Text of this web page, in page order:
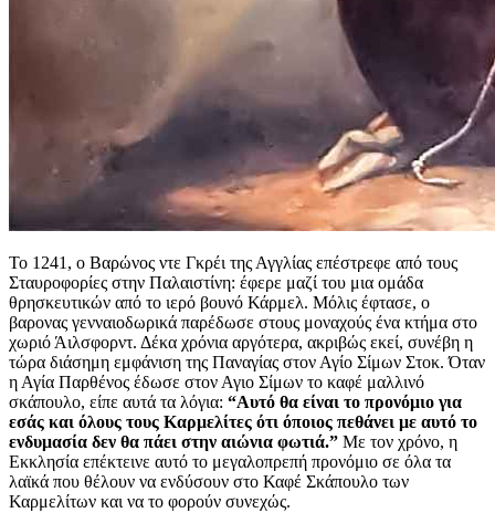
Το 1241, ο Βαρώνος ντε Γκρέι της Αγγλίας επέστρεφε από τους
Σταυροφορίες στην Παλαιστίνη: έφερε μαζί του μια ομάδα
θρησκευτικών από το ιερό βουνό Κάρμελ. Μόλις έφτασε, ο
βαρονας γενναιοδωρικά παρέδωσε στους μοναχούς ένα κτήμα στο
χωριό Άιλσφορντ. Δέκα χρόνια αργότερα, ακριβώς εκεί, συνέβη η
τώρα διάσημη εμφάνιση της Παναγίας στον Αγίο Σίμων Στοκ. Όταν
η Αγία Παρθένος έδωσε στον Αγιο Σίμων το καφέ μαλλινό
σκάπουλο, είπε αυτά τα λόγια: “Αυτό θα είναι το προνόμιο για
εσάς και όλους τους Καρμελίτες ότι όποιος πεθάνει με αυτό το
ενδυμασία δεν θα πάει στην αιώνια φωτιά.” Με τον χρόνο, η
Εκκλησία επέκτεινε αυτό το μεγαλοπρεπή προνόμιο σε όλα τα
λαϊκά που θέλουν να ενδύσουν στο Καφέ Σκάπουλο των
Καρμελίτων και να το φορούν συνεχώς.